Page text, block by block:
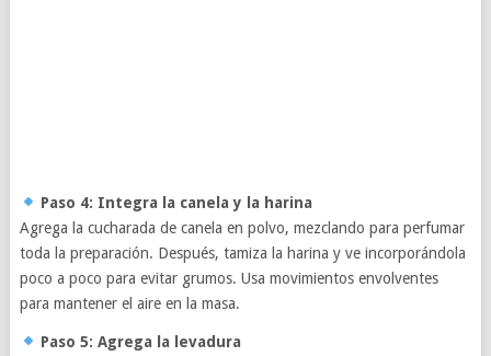
Paso 4: Integra la canela y la harina
Agrega la cucharada de canela en polvo, mezclando para perfumar
toda la preparación. Después, tamiza la harina y ve incorporándola
poco a poco para evitar grumos. Usa movimientos envolventes
para mantener el aire en la masa.
Paso 5: Agrega la levadura